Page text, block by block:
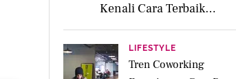
Kenali Cara Terbaik
Mengekspresikan Cinta
LIFESTYLE
Tren Coworking